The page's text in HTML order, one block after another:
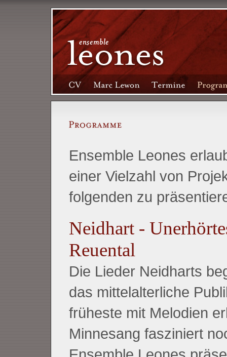
Ensemble Leones
einer Vielzahl von
folgenden zu
Neidhart -
Reuental
Die Lieder Neidharts
das mittelalterliche
früheste mit Melodien
Minnesang fasziniert